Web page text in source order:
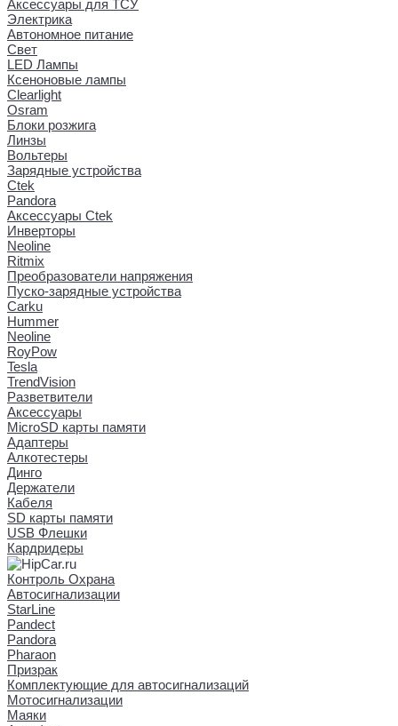
Аксессуары для ТСУ
Электрика
Автономное питание
Свет
LED Лампы
Ксеноновые лампы
Clearlight
Osram
Блоки розжига
Линзы
Вольтеры
Зарядные устройства
Ctek
Pandora
Аксессуары Ctek
Инверторы
Neoline
Ritmix
Преобразователи напряжения
Пуско-зарядные устройства
Carku
Hummer
Neoline
RoyPow
Tesla
TrendVision
Разветвители
Аксессуары
MicroSD карты памяти
Адаптеры
Алкотестеры
Динго
Держатели
Кабеля
SD карты памяти
USB Флешки
Кардридеры
Контроль Охрана
Автосигнализации
StarLine
Pandect
Pandora
Pharaon
Призрак
Комплектующие для автосигнализаций
Мотосигнализации
Маяки